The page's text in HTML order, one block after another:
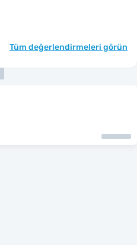
Tüm değerlendirmeleri görün